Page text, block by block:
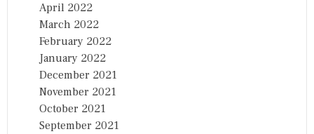
April 2022
March 2022
February 2022
January 2022
December 2021
November 2021
October 2021
September 2021